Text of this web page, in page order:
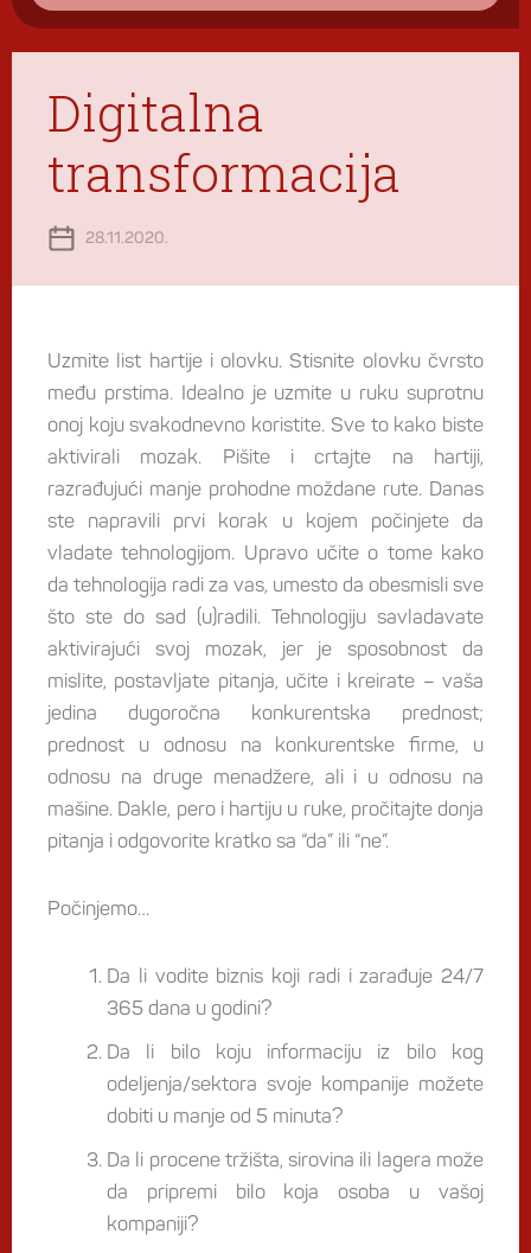
Digitalna
transformacija
28.11.2020.
Uzmite list hartije i olovku. Stisnite olovku čvrsto
među prstima. Idealno je uzmite u ruku suprotnu
onoj koju svakodnevno koristite. Sve to kako biste
aktivirali mozak. Pišite i crtajte na hartiji,
razrađujući manje prohodne moždane rute. Danas
ste napravili prvi korak u kojem počinjete da
vladate tehnologijom. Upravo učite o tome kako
da tehnologija radi za vas, umesto da obesmisli sve
što ste do sad (u)radili. Tehnologiju savladavate
aktivirajući svoj mozak, jer je sposobnost da
mislite, postavljate pitanja, učite i kreirate – vaša
jedina dugoročna konkurentska prednost;
prednost u odnosu na konkurentske firme, u
odnosu na druge menadžere, ali i u odnosu na
mašine. Dakle, pero i hartiju u ruke, pročitajte donja
pitanja i odgovorite kratko sa “da” ili “ne”.
Počinjemo…
Da li vodite biznis koji radi i zarađuje 24/7
365 dana u godini?
Da li bilo koju informaciju iz bilo kog
odeljenja/sektora svoje kompanije možete
dobiti u manje od 5 minuta?
Da li procene tržišta, sirovina ili lagera može
da pripremi bilo koja osoba u vašoj
kompaniji?